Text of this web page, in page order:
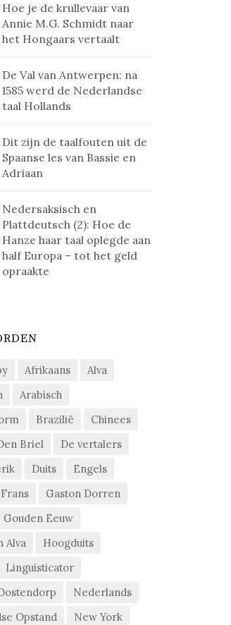
Hoe je de krullevaar van
Annie M.G. Schmidt naar
het Hongaars vertaalt
De Val van Antwerpen: na
1585 werd de Nederlandse
taal Hollands
Dit zijn de taalfouten uit de
Spaanse les van Bassie en
Adriaan
Nedersaksisch en
Plattdeutsch (2): Hoe de
Hanze haar taal oplegde aan
half Europa – tot het geld
opraakte
Afrikaans
Alva
Arabisch
Brazilië
Chinees
Briel
De vertalers
Duits
Engels
Frans
Gaston Dorren
Gouden Eeuw
Alva
Hoogduits
Linguisticator
Nederlands
Opstand
New York